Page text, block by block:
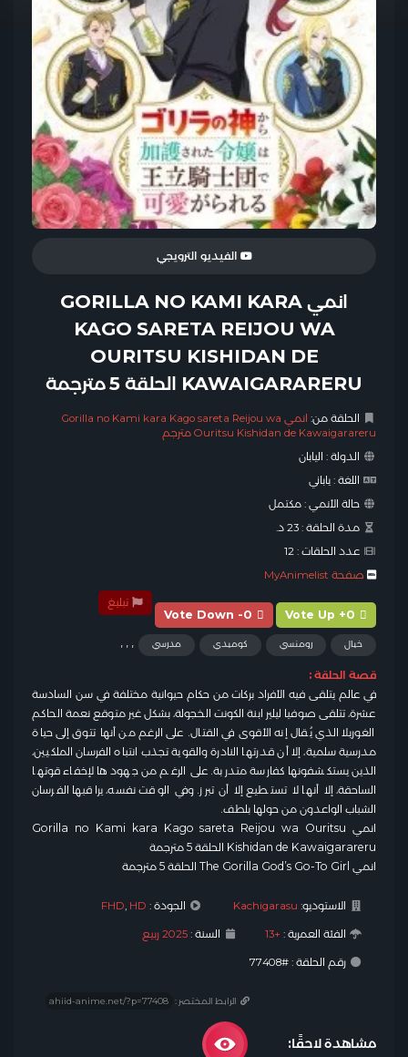
الفيديو الترويجي
انمي GORILLA NO KAMI KARA
KAGO SARETA REIJOU WA
OURITSU KISHIDAN DE
KAWAIGARARERU الحلقة 5 مترجمة
الحلقة من:
انمي Gorilla no Kami kara Kago sareta Reijou wa
Ouritsu Kishidan de Kawaigarareru مترجم
الدولة : اليابان
اللغة :ياباني
حالة الأنمي :مكتمل
مدة الحلقة :23 د.
عدد الحلقات :12
صفحة MyAnimelist
Vote Up +0
Vote Down -0
تبليغ
خيال , رومنسي , كوميدي , مدرسي
قصة الحلقة :
في عالم يتلقى فيه الأفراد بركات من حكام حيوانية مختلفة في سن السادسة
عشرة، تتلقى صوفيا ليلير ابنة الكونت الخجولة، بشكل غير متوقع نعمة الحاكم
الغوريلا الذي يُقال إنه الأقوى في القتال. على الرغم من أنها تتوق إلى حياة
مدرسية سلمية، إلا أن قدرتها النادرة والقوية تجذب انتباه الفرسان الملكيين،
الذين يستكشفونها كفارسة متدربة. على الرغم من جهودها لإخفاء قوتها
الساحقة، إلا أنها لا تستطيع إلا أن تبرز. وفي الوقت نفسه، يراقبها الفرسان
الشباب الواعدون من حولها بلطف.
انمي Gorilla no Kami kara Kago sareta Reijou wa Ouritsu
Kishidan de Kawaigarareru الحلقة 5 مترجمة
انمي The Gorilla God’s Go-To Girl الحلقة 5 مترجمة
الاستوديو: Kachigarasu الجودة : FHD, HD
الفئة العمرية : +13 السنة : 2025 ربيع
رقم الحلقة : #77408
الرابط المختصر :
مشاهدة لاحقًا: